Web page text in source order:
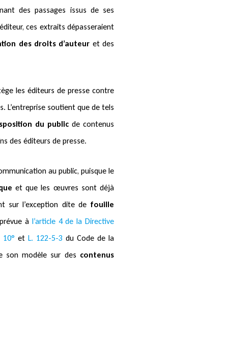
des passages issus de ses
ces extraits dépasseraient
des droits d’auteur et des
les éditeurs de presse contre
L’entreprise soutient que de tels
du public de contenus
des éditeurs de presse.
au public, puisque le
et que les œuvres sont déjà
sur l’exception dite de fouille
à l’article 4 de la Directive
10° et L. 122-5-3 du Code de la
son modèle sur des contenus